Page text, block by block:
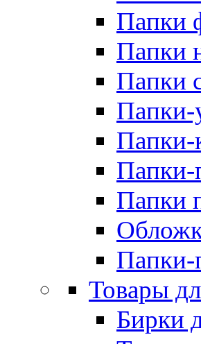
Папки
Папки
Папки
Папки-
Папки-
Папки
Папки-
Товары
Бирки